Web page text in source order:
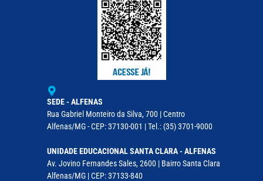
SEDE - ALFENAS
Rua Gabriel Monteiro da Silva, 700 | Centro
Alfenas/MG - CEP: 37130-001 | Tel.: (35) 3701-9000
UNIDADE EDUCACIONAL SANTA CLARA - ALFENAS
Av. Jovino Fernandes Sales, 2600 | Bairro Santa Clara
Alfenas/MG | CEP: 37133-840